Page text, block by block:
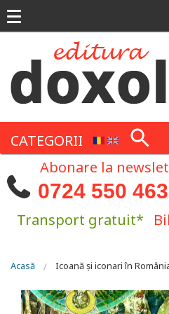
CATEGORII
Abonare la
0724 550 463
Transport gratuit*
Eşti aici
Acasă Icoană şi iconari în